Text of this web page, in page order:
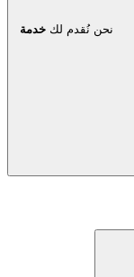
نحن نُقدم لك خدمة